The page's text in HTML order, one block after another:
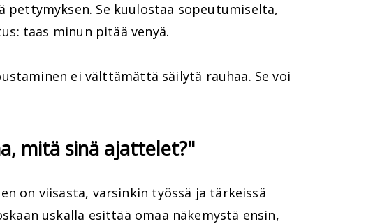
pettymyksen. Se kuulostaa sopeutumiselta,
taas minun pitää venyä.
ei välttämättä säilytä rauhaa. Se voi
mitä sinä ajattelet?"
on viisasta, varsinkin työssä ja tärkeissä
uskalla esittää omaa näkemystä ensin,